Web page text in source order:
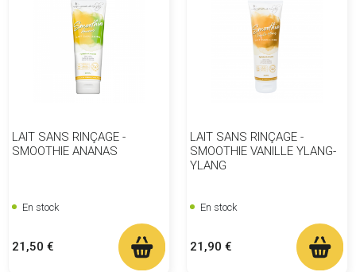
LAIT SANS RINÇAGE -
SMOOTHIE ANANAS
En stock
Prix
21,50 €
LAIT SANS RINÇAGE -
SMOOTHIE VANILLE YLANG-
YLANG
En stock
Prix
21,90 €